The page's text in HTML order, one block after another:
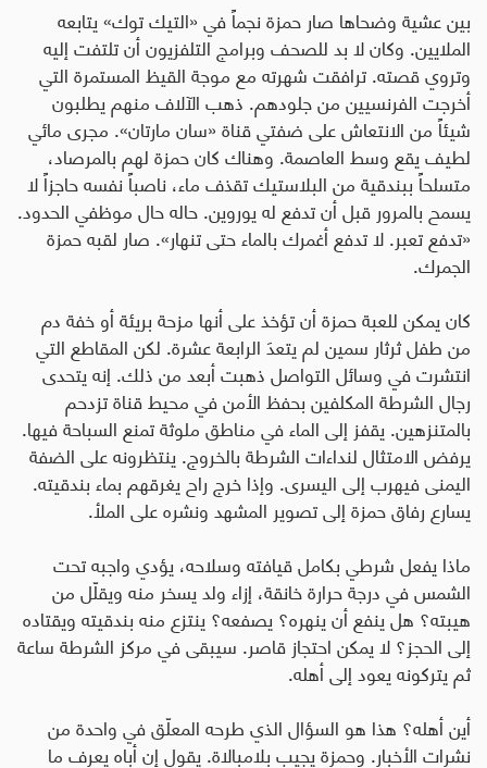
بين عشية وضحاها صار حمزة نجماً في «التيك توك» يتابعه
الملايين. وكان لا بد للصحف وبرامج التلفزيون أن تلتفت إليه
وتروي قصته. ترافقت شهرته مع موجة القيظ المستمرة التي
أخرجت الفرنسيين من جلودهم. ذهب الآلاف منهم يطلبون
شيئاً من الانتعاش على ضفتي قناة «سان مارتان». مجرى مائي
لطيف يقع وسط العاصمة. وهناك كان حمزة لهم بالمرصاد،
متسلحاً ببندقية من البلاستيك تقذف ماء، ناصباً نفسه حاجزاً لا
يسمح بالمرور قبل أن تدفع له يوروين. حاله حال موظفي الحدود.
«تدفع تعبر. لا تدفع أغمرك بالماء حتى تنهار». صار لقبه حمزة
الجمرك.
كان يمكن للعبة حمزة أن تؤخذ على أنها مزحة بريئة أو خفة دم
من طفل ثرثار سمين لم يتعدَ الرابعة عشرة. لكن المقاطع التي
انتشرت في وسائل التواصل ذهبت أبعد من ذلك. إنه يتحدى
رجال الشرطة المكلفين بحفظ الأمن في محيط قناة تزدحم
بالمتنزهين. يقفز إلى الماء في مناطق ملوثة تمنع السباحة فيها.
يرفض الامتثال لنداءات الشرطة بالخروج. ينتظرونه على الضفة
اليمنى فيهرب إلى اليسرى. وإذا خرج راح يغرقهم بماء بندقيته.
يسارع رفاق حمزة إلى تصوير المشهد ونشره على الملأ.
ماذا يفعل شرطي بكامل قيافته وسلاحه، يؤدي واجبه تحت
الشمس في درجة حرارة خانقة، إزاء ولد يسخر منه ويقلّل من
هيبته؟ هل ينفع أن ينهره؟ يصفعه؟ ينتزع منه بندقيته ويقتاده
إلى الحجز؟ لا يمكن احتجاز قاصر. سيبقى في مركز الشرطة ساعة
ثم يتركونه يعود إلى أهله.
أين أهله؟ هذا هو السؤال الذي طرحه المعلّق في واحدة من
نشرات الأخبار. وحمزة يجيب بلامبالاة. يقول إن أباه يعرف ما